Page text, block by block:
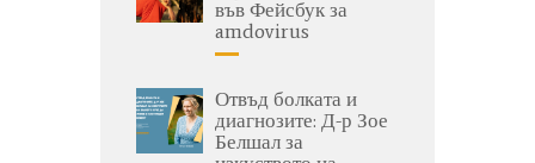
във Фейсбук за
amdovirus
Отвъд болката и
диагнозите: Д-р Зое
Белшал за